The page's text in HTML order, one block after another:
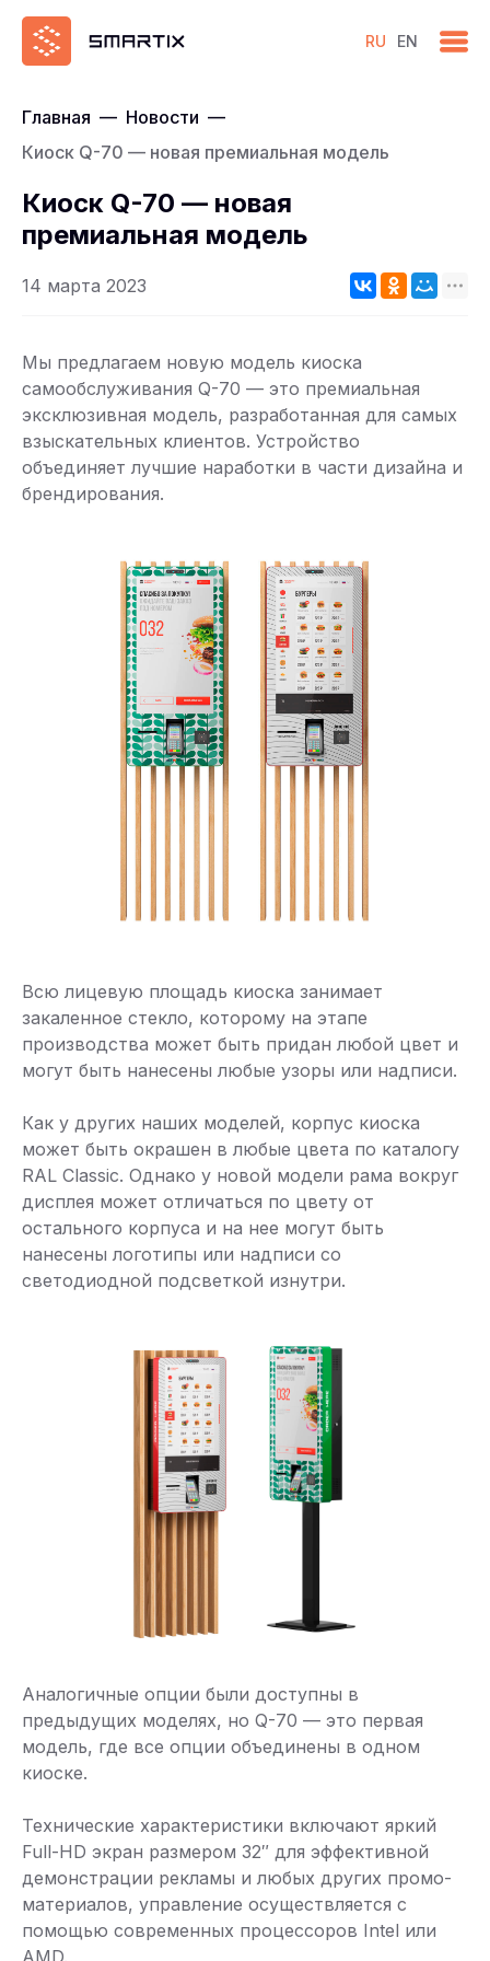
RU EN
Главная — Новости —
Киоск Q-70 — новая премиальная модель
Киоск Q-70 — новая
премиальная модель
14 марта 2023
Мы предлагаем новую модель киоска
самообслуживания Q-70 — это премиальная
эксклюзивная модель, разработанная для самых
взыскательных клиентов. Устройство
объединяет лучшие наработки в части дизайна и
брендирования.
Всю лицевую площадь киоска занимает
закаленное стекло, которому на этапе
производства может быть придан любой цвет и
могут быть нанесены любые узоры или надписи.
Как у других наших моделей, корпус киоска
может быть окрашен в любые цвета по каталогу
RAL Classic. Однако у новой модели рама вокруг
дисплея может отличаться по цвету от
остального корпуса и на нее могут быть
нанесены логотипы или надписи со
светодиодной подсветкой изнутри.
Аналогичные опции были доступны в
предыдущих моделях, но Q-70 — это первая
модель, где все опции объединены в одном
киоске.
Технические характеристики включают яркий
Full-HD экран размером 32″ для эффективной
демонстрации рекламы и любых других промо-
материалов, управление осуществляется с
помощью современных процессоров Intel или
AMD.